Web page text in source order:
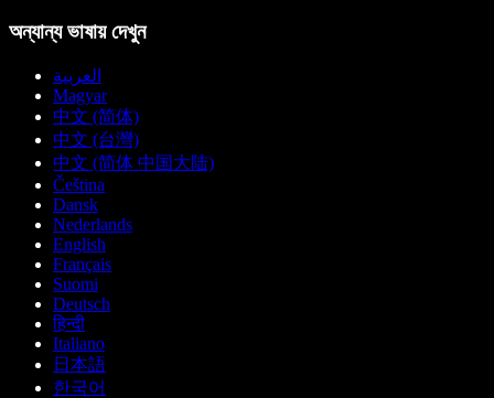
অন্যান্য ভাষায় দেখুন
العربية
Magyar
中文 (简体)
中文 (台灣)
中文 (简体 中国大陆)
Čeština
Dansk
Nederlands
English
Français
Suomi
Deutsch
हिन्दी
Italiano
日本語
한국어